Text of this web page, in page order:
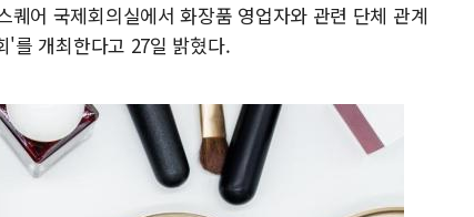
어 국제회의실에서 화장품 영업자와 관련 단체 관계
'를 개최한다고 27일 밝혔다.